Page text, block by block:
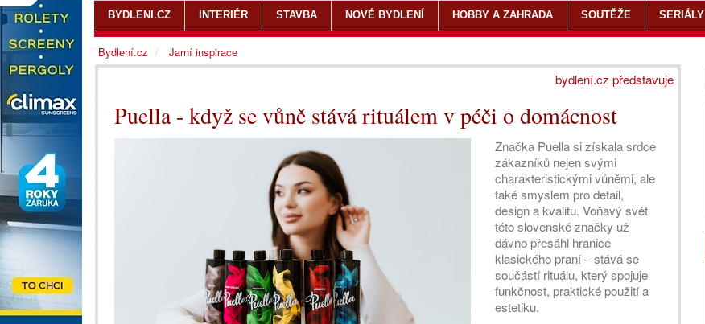
bydlení.cz představuje
Puella - když se vůně stává rituálem v péči o domácnost
Značka Puella si získala srdce
zákazníků nejen svými
charakteristickými vůněmi, ale
také smyslem pro detail,
design a kvalitu. Voňavý svět
této slovenské značky už
dávno přesáhl hranice
klasického praní – stává se
součástí rituálu, který spojuje
funkčnost, praktické použití a
estetiku.
BYDLENI.CZ INTERIÉR STAVBA NOVÉ BYDLENÍ HOBBY A ZAHRADA SOUTĚŽE SERIÁLY
Bydlení.cz Jarní inspirace